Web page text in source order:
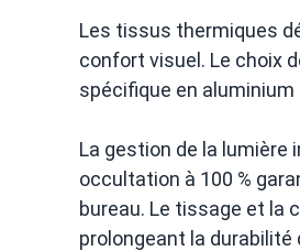
Les tissus thermiques
confort visuel. Le choix
spécifique en
La gestion de la lumière
occultation à 100 %
bureau. Le tissage et la
prolongeant la durabilité